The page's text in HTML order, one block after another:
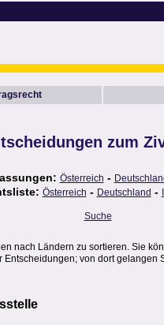
zum
Österreich -
Österreich - Deutschland -
Suche
nach Ländern zu sortieren. Sie
von dort gelangen